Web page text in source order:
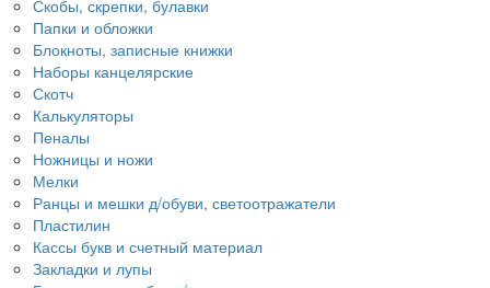
Скобы, скрепки, булавки
Папки и обложки
Блокноты, записные книжки
Наборы канцелярские
Скотч
Калькуляторы
Пеналы
Ножницы и ножи
Мелки
Ранцы и мешки д/обуви, светоотражатели
Пластилин
Кассы букв и счетный материал
Закладки и лупы